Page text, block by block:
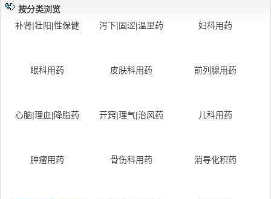
按分类浏览
补肾|壮阳|性保健
泻下|固涩|温里药 妇科用药
眼科用药 皮肤科用药 前列腺用药
心脑|理血|降脂药 开窍|理气|治风药 儿科用药
肿瘤用药 骨伤科用药 消导化积药